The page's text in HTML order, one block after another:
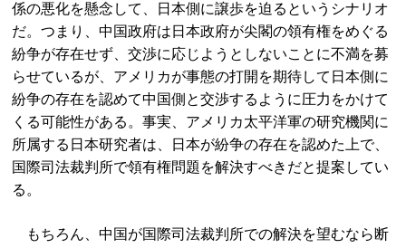
係の悪化を懸念して、日本側に譲歩を迫るというシナリオ
だ。つまり、中国政府は日本政府が尖閣の領有権をめぐる
紛争が存在せず、交渉に応じようとしないことに不満を募
らせているが、アメリカが事態の打開を期待して日本側に
紛争の存在を認めて中国側と交渉するように圧力をかけて
くる可能性がある。事実、アメリカ太平洋軍の研究機関に
所属する日本研究者は、日本が紛争の存在を認めた上で、
国際司法裁判所で領有権問題を解決すべきだと提案してい
る。
もちろん、中国が国際司法裁判所での解決を望むなら断